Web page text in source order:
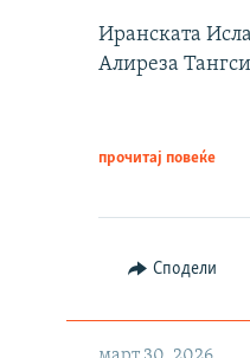
Иранската
Алиреза
прочитај повеќе
Сподели